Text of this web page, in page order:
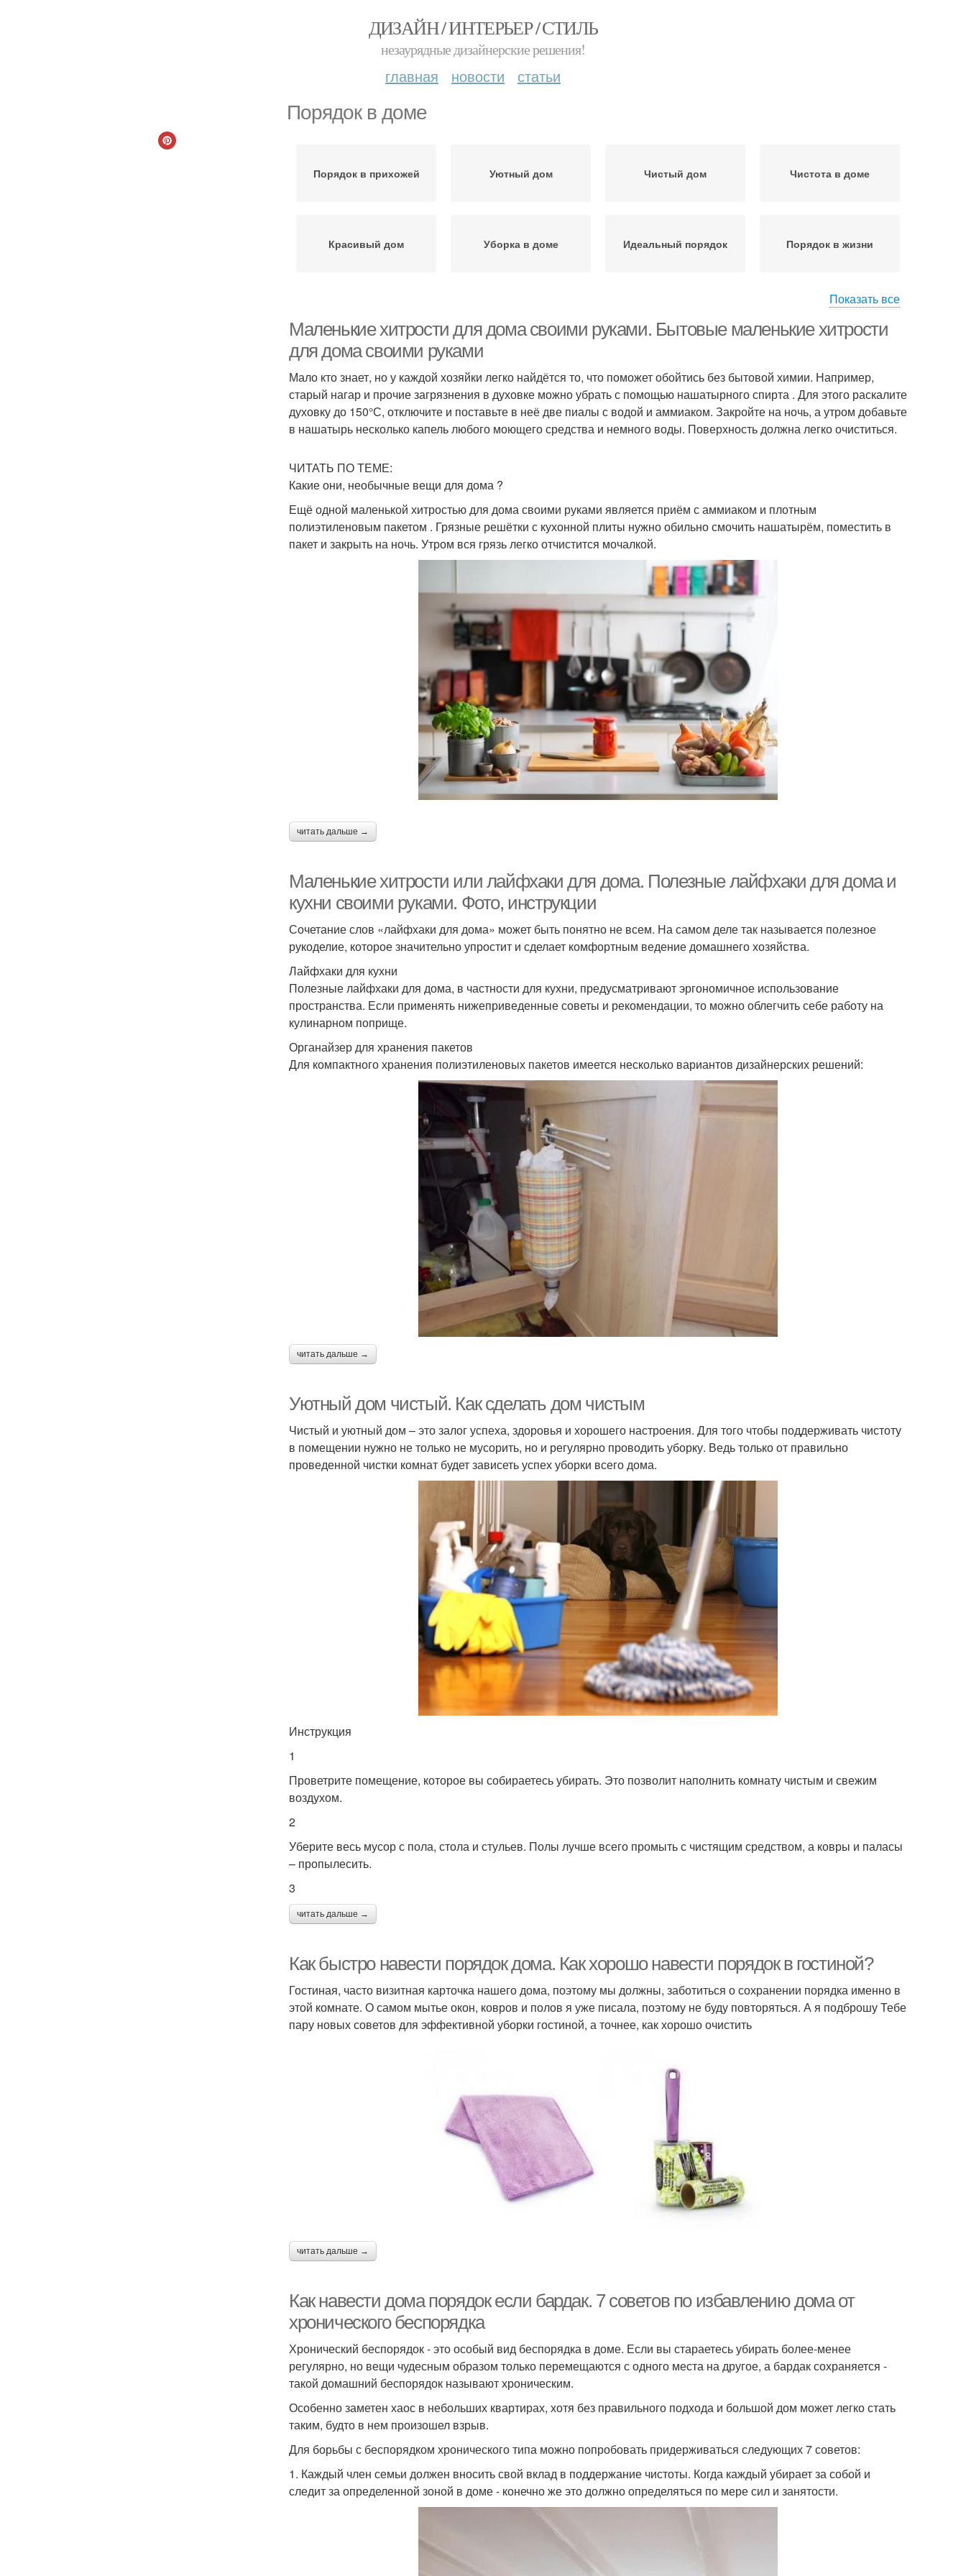
ДИЗАЙН / ИНТЕРЬЕР / СТИЛЬ
незаурядные дизайнерские решения!
главная новости статьи
Порядок в доме
Порядок в прихожей Уютный дом Чистый дом Чистота в доме
Красивый дом Уборка в доме Идеальный порядок Порядок в жизни
Показать все
Маленькие хитрости для дома своими руками. Бытовые маленькие хитрости
для дома своими руками
Мало кто знает, но у каждой хозяйки легко найдётся то, что поможет обойтись без бытовой химии. Например,
старый нагар и прочие загрязнения в духовке можно убрать с помощью нашатырного спирта . Для этого раскалите
духовку до 150°С, отключите и поставьте в неё две пиалы с водой и аммиаком. Закройте на ночь, а утром добавьте
в нашатырь несколько капель любого моющего средства и немного воды. Поверхность должна легко очиститься.
ЧИТАТЬ ПО ТЕМЕ:
Какие они, необычные вещи для дома ?
Ещё одной маленькой хитростью для дома своими руками является приём с аммиаком и плотным
полиэтиленовым пакетом . Грязные решётки с кухонной плиты нужно обильно смочить нашатырём, поместить в
пакет и закрыть на ночь. Утром вся грязь легко отчистится мочалкой.
читать дальше →
Маленькие хитрости или лайфхаки для дома. Полезные лайфхаки для дома и
кухни своими руками. Фото, инструкции
Сочетание слов «лайфхаки для дома» может быть понятно не всем. На самом деле так называется полезное
рукоделие, которое значительно упростит и сделает комфортным ведение домашнего хозяйства.
Лайфхаки для кухни
Полезные лайфхаки для дома, в частности для кухни, предусматривают эргономичное использование
пространства. Если применять нижеприведенные советы и рекомендации, то можно облегчить себе работу на
кулинарном поприще.
Органайзер для хранения пакетов
Для компактного хранения полиэтиленовых пакетов имеется несколько вариантов дизайнерских решений:
читать дальше →
Уютный дом чистый. Как сделать дом чистым
Чистый и уютный дом – это залог успеха, здоровья и хорошего настроения. Для того чтобы поддерживать чистоту
в помещении нужно не только не мусорить, но и регулярно проводить уборку. Ведь только от правильно
проведенной чистки комнат будет зависеть успех уборки всего дома.
Инструкция
1
Проветрите помещение, которое вы собираетесь убирать. Это позволит наполнить комнату чистым и свежим
воздухом.
2
Уберите весь мусор с пола, стола и стульев. Полы лучше всего промыть с чистящим средством, а ковры и паласы
– пропылесить.
3
читать дальше →
Как быстро навести порядок дома. Как хорошо навести порядок в гостиной?
Гостиная, часто визитная карточка нашего дома, поэтому мы должны, заботиться о сохранении порядка именно в
этой комнате. О самом мытье окон, ковров и полов я уже писала, поэтому не буду повторяться. А я подброшу Тебе
пару новых советов для эффективной уборки гостиной, а точнее, как хорошо очистить
читать дальше →
Как навести дома порядок если бардак. 7 советов по избавлению дома от
хронического беспорядка
Хронический беспорядок - это особый вид беспорядка в доме. Если вы стараетесь убирать более-менее
регулярно, но вещи чудесным образом только перемещаются с одного места на другое, а бардак сохраняется -
такой домашний беспорядок называют хроническим.
Особенно заметен хаос в небольших квартирах, хотя без правильного подхода и большой дом может легко стать
таким, будто в нем произошел взрыв.
Для борьбы с беспорядком хронического типа можно попробовать придерживаться следующих 7 советов:
1. Каждый член семьи должен вносить свой вклад в поддержание чистоты. Когда каждый убирает за собой и
следит за определенной зоной в доме - конечно же это должно определяться по мере сил и занятости.